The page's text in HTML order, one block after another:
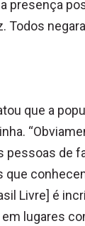
presença
Todos
que a
pessoas de
que
Livre] é
lugares